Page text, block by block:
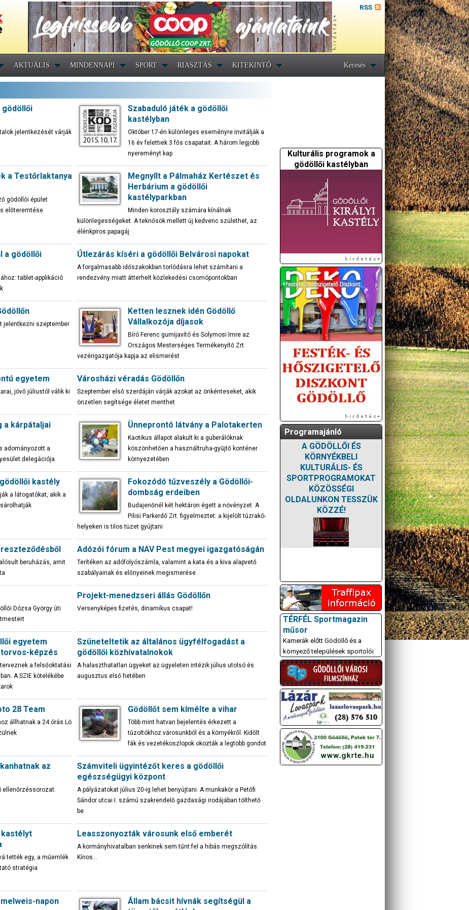
RSS
AKTUÁLIS MINDENNAPI SPORT RIASZTÁS KITEKINTŐ Keresés
gödöllői
jelentkezését várják
Szabaduló játék a gödöllői
kastélyban
Október 17-én különleges eseményre invitálják a
16 év felettiek 3 fős csapatait. A három legjobb
nyereményt kap
a Testőrlaktanya
gödöllői épület
előteremtése
Megnyílt a Pálmaház Kertészet és
Herbárium a gödöllői
kastélyparkban
Minden korosztály számára kínálnak
különlegességeket. A teknősök mellett új kedvenc születhet, az
élénkpiros papagáj
a gödöllői
tablet-applikáció
Útlezárás kíséri a gödöllői Belvárosi napokat
A forgalmasabb időszakokban torlódásra lehet számítani a
rendezvény miatt átterhelt közlekedési csomópontokban
jelentkezni szeptember
Ketten lesznek idén Gödöllő
Vállalkozója díjasok
Bíró Ferenc gumijavító és Solymosi Imre az
Országos Mesterséges Termékenyítő Zrt.
vezérigazgatója kapja az elismerést
egyetem
jövő júliustól válik ki
Városházi véradás Gödöllőn
Szeptember első szerdáján várják azokat az önkénteseket, akik
önzetlen segítsége életet menthet
a kárpátaljai
adományozott a
delegációja
Ünneprontó látvány a Palotakerten
Kaotikus állapot alakult ki a guberálóknak
köszönhetően a használtruha-gyűjtő konténer
környezetében
kastély
a látogatókat, akik a
Fokozódó tűzveszély a Gödöllői-
dombság erdeiben
Budajenőnél két hektáron égett a növényzet. A
Pilisi Parkerdő Zrt. figyelmeztet: a kijelölt tűzrakó-
helyeken is tilos tüzet gyújtani
beruházás, amit
Adózói fórum a NAV Pest megyei igazgatóságán
Terítéken az adófolyószámla, valamint a kata és a kiva alapvető
szabályainak és előnyeinek megismerése
Dózsa György úti
Projekt-menedzseri állás Gödöllőn
Versenyképes fizetés, dinamikus csapat!
egyetem
képzés
a felsőoktatási
A SZIE kötelékébe
Szüneteltetik az általános ügyfélfogadást a
gödöllői közhivatalnokok
A halaszthatatlan ügyeket az ügyeleten intézik július utolsó és
augusztus első hetében
28 Team
állhatnak a 24 órás Lö
Gödöllőt sem kímélte a vihar
Több mint hatvan bejelentés érkezett a
tűzoltókhoz városunkból és a környékről. Kidőlt
fák és vezetékoszlopok okozták a legtöbb gondot
az
ellenőrzéssorozat.
Számviteli ügyintézőt keres a gödöllői
egészségügyi központ
A pályázatokat július 20-ig lehet benyújtani. A munkakör a Petőfi
Sándor utcai I. számú szakrendelő gazdasági irodájában tölthető
be
kastélyt
tették egy, a műemlék
stratégia
Leasszonyozták városunk első emberét
A kormányhivatalban senkinek sem tűnt fel a hibás megszólítás.
Kínos…
napon
Állam bácsit hívnák segítségül a
Kulturális programok a
gödöllői kastélyban
Programajánló
A GÖDÖLLŐI ÉS
KÖRNYÉKBELI
KULTURÁLIS- ÉS
SPORTPROGRAMOKAT
KÖZÖSSÉGI
OLDALUNKON TESSZÜK
KÖZZÉ!
TÉRFÉL Sportmagazin
műsor
Kamerák előtt Gödöllő és a
környező települések sportolói